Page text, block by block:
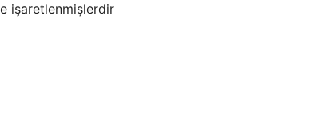
işaretlenmişlerdir